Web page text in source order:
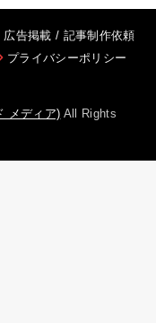
広告掲載 / 記事制作依頼
プライバシーポリシー
メディア) All Rights